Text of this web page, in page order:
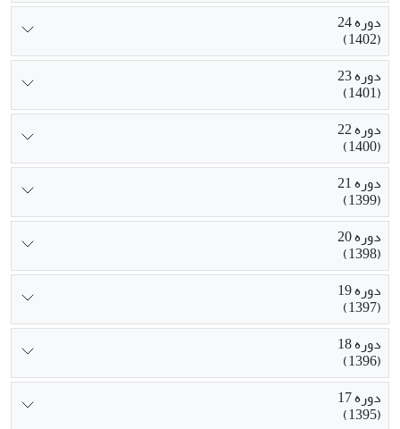
دوره 24
(1402)
دوره 23
(1401)
دوره 22
(1400)
دوره 21
(1399)
دوره 20
(1398)
دوره 19
(1397)
دوره 18
(1396)
دوره 17
(1395)